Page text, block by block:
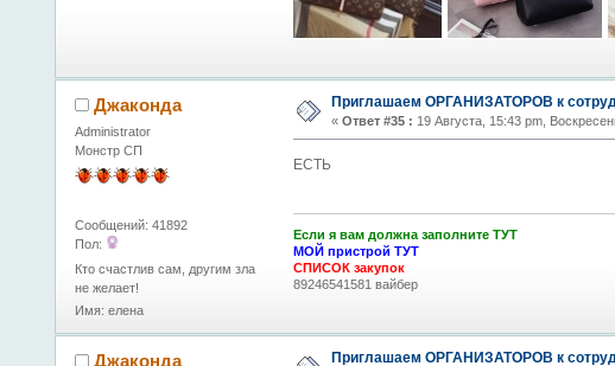
Джаконда
Administrator
Монстр СП
Сообщений: 41892
Пол:
Кто счастлив сам, другим зла
не желает!
Имя: елена
Приглашаем ОРГАНИЗАТОРОВ к
« Ответ #35 : 19 Августа, 15:43 pm,
ЕСТЬ
Если я вам должна заполните ТУТ
МОЙ пристрой ТУТ
СПИСОК закупок
89246541581 вайбер
Джаконда Приглашаем ОРГАНИЗАТОРОВ к